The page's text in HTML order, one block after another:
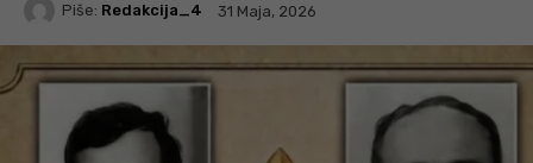
Piše: Redakcija_4 31 Maja, 2026